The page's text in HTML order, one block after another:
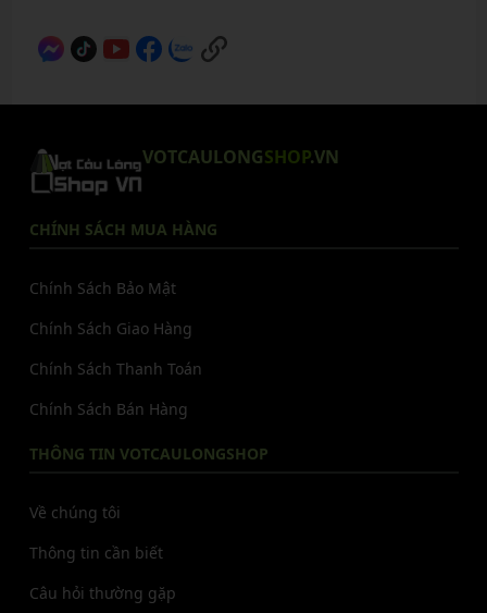
VOTCAULONGSHOP.VN
CHÍNH SÁCH MUA HÀNG
Chính Sách Bảo Mật
Chính Sách Giao Hàng
Chính Sách Thanh Toán
Chính Sách Bán Hàng
THÔNG TIN VOTCAULONGSHOP
Về chúng tôi
Thông tin cần biết
Câu hỏi thường gặp